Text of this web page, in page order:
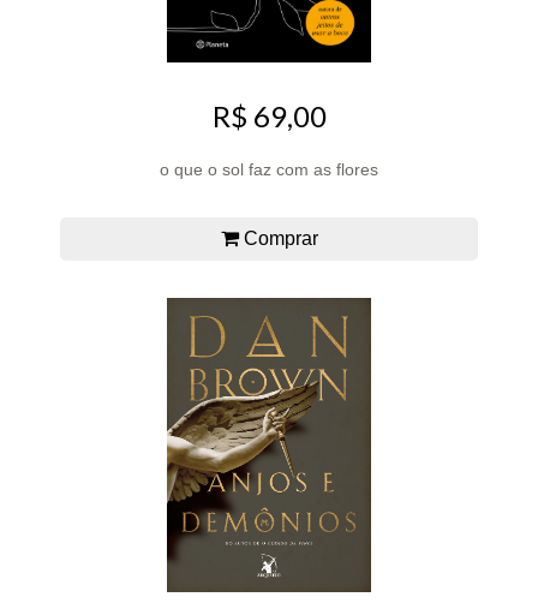
R$ 69,00
o que o sol faz com as flores
Comprar